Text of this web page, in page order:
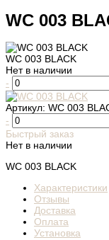
WC 003
WC 003 BLACK
Нет в наличии
-
Артикул: WC 003
-
Быстрый заказ
Нет в наличии
WC 003 BLACK
Характеристики
Отзывы
Доставка
Оплата
Установка